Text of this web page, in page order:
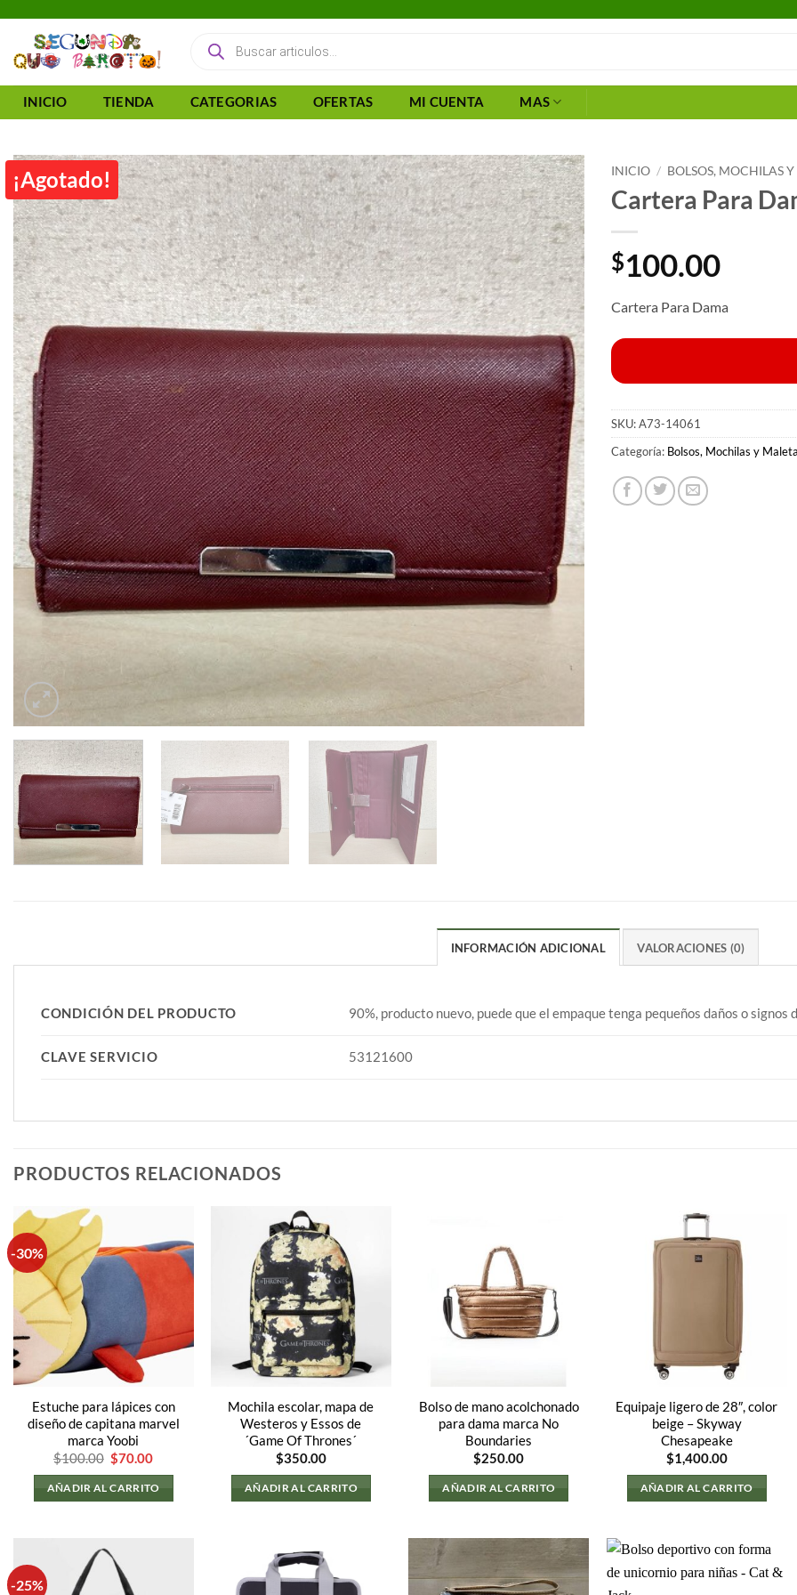
contenido
productos
INICIO TIENDA CATEGORIAS OFERTAS MI CUENTA MAS
¡Agotado! INICIO / BOLSOS, MOCHILAS
Cartera Para
$100.00
Cartera Para Dama
SKU:A73-14061
Categoría: Bolsos, Mochilas y
INFORMACIÓN ADICIONAL VALORACIONES (0)
CONDICIÓN DEL PRODUCTO 90%, producto nuevo, puede que el empaque tenga pequeños daños o signos
CLAVE SERVICIO 53121600
PRODUCTOS RELACIONADOS
-30%
Estuche para lápices con
diseño de capitana marvel
marca Yoobi
$100.00 El
precio
original
era:
$70.00El
actual
es:
AÑADIR AL CARRITO
Mochila escolar, mapa de
Westeros y Essos de
´Game Of Thrones´
$350.00
AÑADIR AL CARRITO
Bolso de mano acolchonado
para dama marca No
Boundaries
$250.00
AÑADIR AL CARRITO
Equipaje ligero de 28″, color
beige – Skyway
Chesapeake
$1,400.00
AÑADIR AL CARRITO
-25%